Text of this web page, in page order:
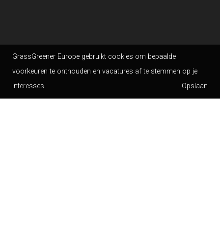
GrassGreener Europe gebruikt cookies om bepaalde
voorkeuren te onthouden en vacatures af te stemmen op je
interesses.